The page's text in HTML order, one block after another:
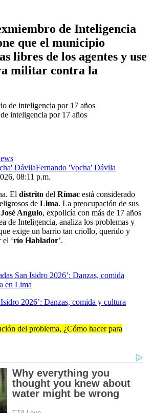
de Inteligencia
que el municipio
libres de los agentes y use
militar contra la
inteligencia por 17 años
Fernando 'Vocha' Dávila
08:11 p.m.
El distrito del Rímac está considerado
de Lima. La preocupación de sus
José Angulo, expolicía con más de 17 años
de Inteligencia, analiza los problemas y
exige un barrio tan criollo, querido y
‘río Hablador’.
2026’: Danzas, comida y cultura
del problema, ¿Cómo hacer para